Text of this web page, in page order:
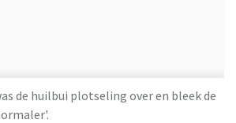
de huilbui plotseling over en bleek de